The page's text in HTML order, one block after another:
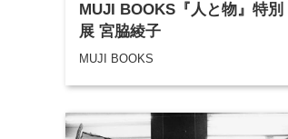
MUJI BOOKS『人と物』特別
展 宮脇綾子
MUJI BOOKS